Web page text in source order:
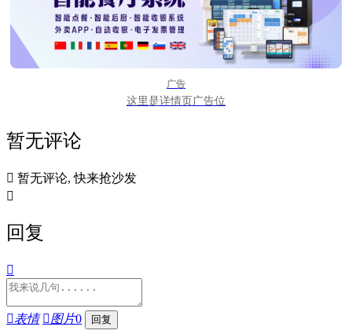
广告
这里是详情页广告位
暂无评论
 暂无评论, 快来抢沙发

回复

表情 图片0